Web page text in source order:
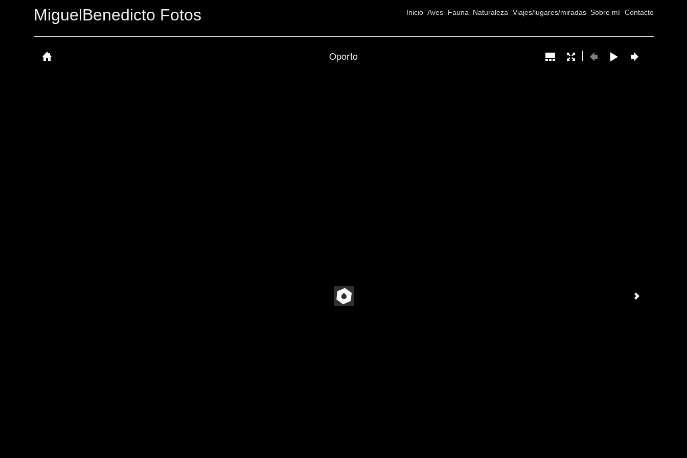
MiguelBenedicto Fotos Inicio Aves Fauna Naturaleza Viajes/lugares/miradas Sobre mí Contacto
Oporto